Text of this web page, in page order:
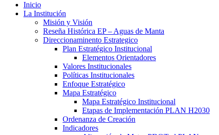
Inicio
La Institución
Misión y Visión
Reseña Histórica EP – Aguas de Manta
Direccionaminento Estrategico
Plan Estratégico Institucional
Elementos Orientadores
Valores Institucionales
Políticas Institucionales
Enfoque Estratégico
Mapa Estratégico
Mapa Estratégico Institucional
Etapas de Implementación PLAN H2030
Ordenanza de Creación
Indicadores